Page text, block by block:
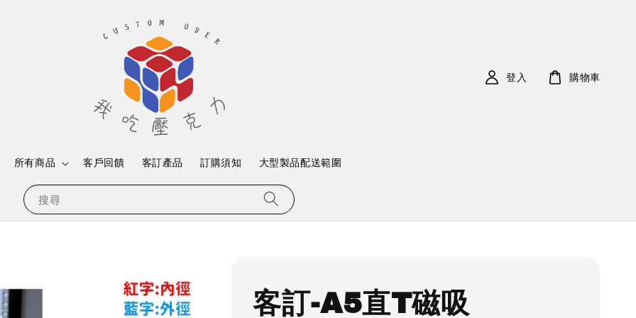
搜尋
所有商品 客戶回饋 客訂產品 訂購須知 大型製品配送範圍
登入 購物車
客訂-A5直T磁吸